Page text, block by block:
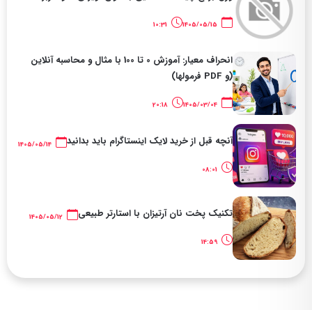
انحراف معیار: آموزش 0 تا 100 با مثال و محاسبه آنلاین
(و PDF فرمولها)
20:18
آنچه قبل از خرید لایک اینستاگرام باید بدانید
تکنیک پخت نان آرتیزان با استارتر طبیعی
14:59